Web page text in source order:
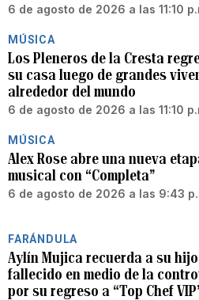
6 de agosto de 2026 a las 11:10
MÚSICA
Los Pleneros de la Cresta
su casa luego de grandes
alrededor del mundo
6 de agosto de 2026 a las 11:10
MÚSICA
Alex Rose abre una nueva
musical con “Completa”
6 de agosto de 2026 a las 9:43
FARÁNDULA
Aylín Mujica recuerda a su hijo
fallecido en medio de la
por su regreso a “Top Chef